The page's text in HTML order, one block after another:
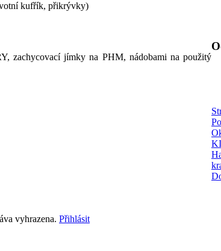
kufřík, přikrývky)
zachycovací jímky na PHM, nádobami na použitý
vyhrazena. Přihlásit